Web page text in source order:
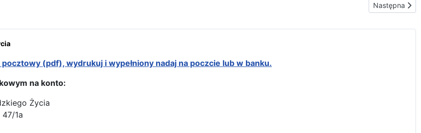
Kościoła – z Maryją w obronie życia jesteśmy razem Następna
Następna
(pdf), wydrukuj i wypełniony nadaj na poczcie lub w banku.
na konto:
Życia
1a